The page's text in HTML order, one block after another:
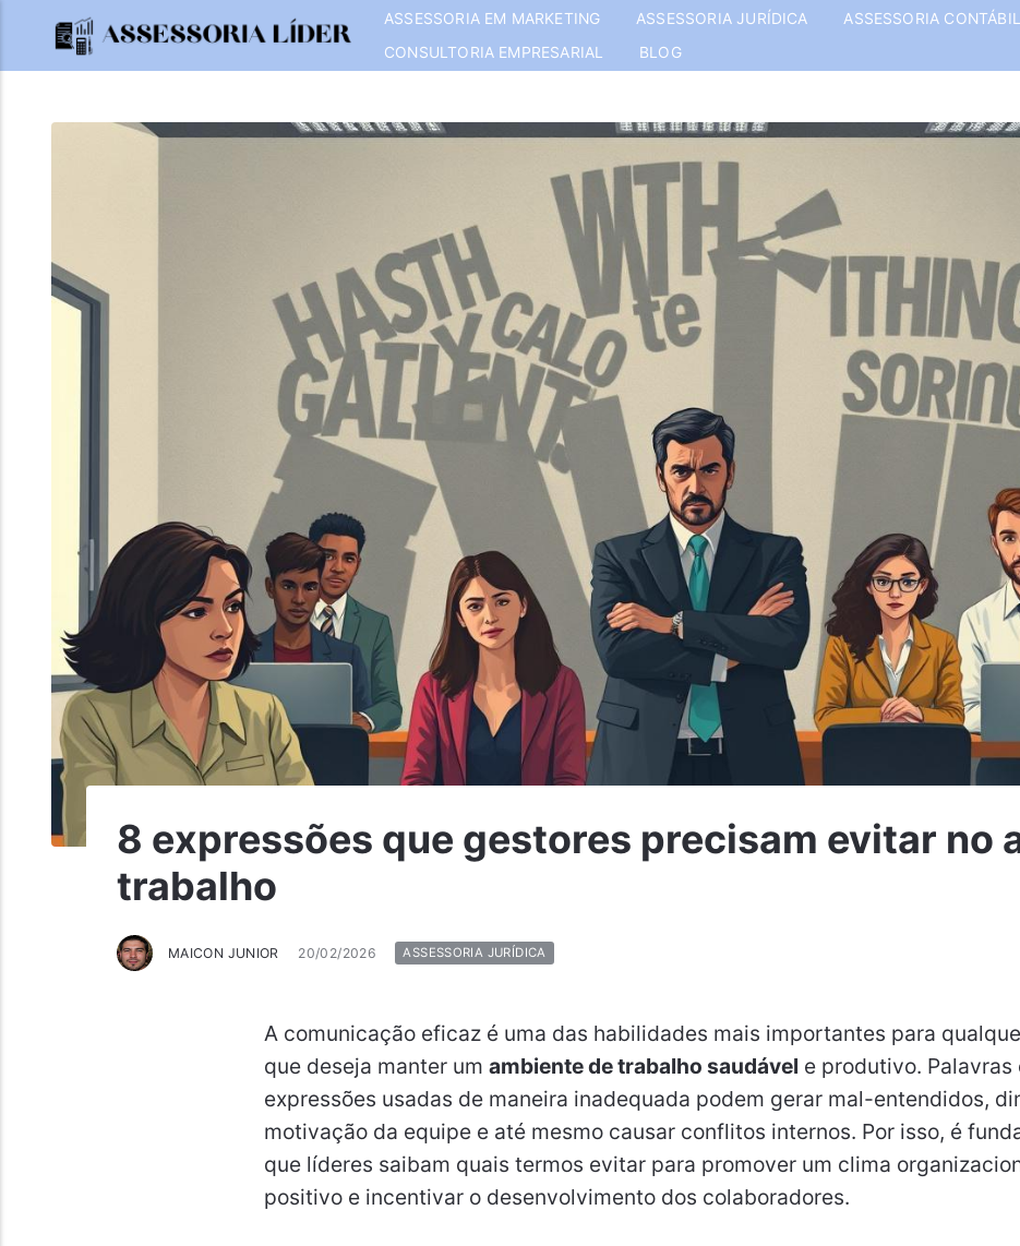
ASSESSORIA EM MARKETING ASSESSORIA JURÍDICA ASSESSORIA CONTÁBIL
CONSULTORIA EMPRESARIAL
BLOG
8 expressões que gestores precisam evitar no
trabalho
MAICON JUNIOR 20/02/2026 ASSESSORIA JURÍDICA
A comunicação eficaz é uma das habilidades mais importantes para
que deseja manter um ambiente de trabalho saudável e produtivo. Palavras
expressões usadas de maneira inadequada podem gerar mal-entendidos,
motivação da equipe e até mesmo causar conflitos internos. Por isso, é
que líderes saibam quais termos evitar para promover um clima
positivo e incentivar o desenvolvimento dos colaboradores.